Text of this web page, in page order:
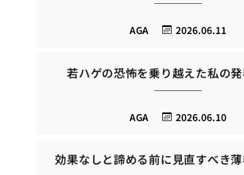
2026.06.11
AGA
若ハゲの恐怖を乗り越えた私の
2026.06.10
AGA
効果なしと諦める前に見直すべき